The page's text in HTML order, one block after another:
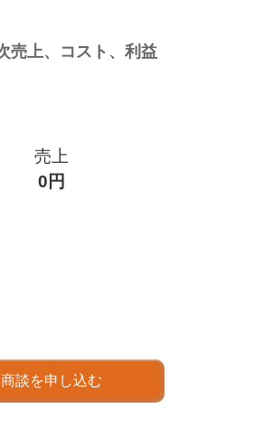
売上
0円
商談を申し込む